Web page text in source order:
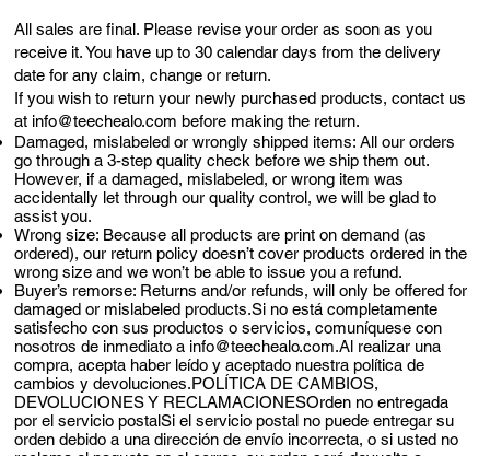
All sales are final. Please revise your order as soon as you
receive it. You have up to 30 calendar days from the delivery
date for any claim, change or return.
If you wish to return your newly purchased products, contact us
at info@teechealo.com before making the return.
Damaged, mislabeled or wrongly shipped items: All our orders
go through a 3-step quality check before we ship them out.
However, if a damaged, mislabeled, or wrong item was
accidentally let through our quality control, we will be glad to
assist you.
Wrong size: Because all products are print on demand (as
ordered), our return policy doesn’t cover products ordered in the
wrong size and we won’t be able to issue you a refund.
Buyer’s remorse: Returns and/or refunds, will only be offered for
damaged or mislabeled products.Si no está completamente
satisfecho con sus productos o servicios, comuníquese con
nosotros de inmediato a info@teechealo.com.Al realizar una
compra, acepta haber leído y aceptado nuestra política de
cambios y devoluciones.POLÍTICA DE CAMBIOS,
DEVOLUCIONES Y RECLAMACIONESOrden no entregada
por el servicio postalSi el servicio postal no puede entregar su
orden debido a una dirección de envío incorrecta, o si usted no